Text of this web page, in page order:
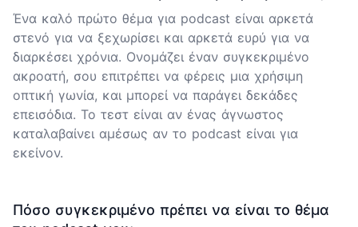
Ένα καλό πρώτο θέμα για podcast είναι αρκετά
στενό για να ξεχωρίσει και αρκετά ευρύ για να
διαρκέσει χρόνια. Ονομάζει έναν συγκεκριμένο
ακροατή, σου επιτρέπει να φέρεις μια χρήσιμη
οπτική γωνία, και μπορεί να παράγει δεκάδες
επεισόδια. Το τεστ είναι αν ένας άγνωστος
καταλαβαίνει αμέσως αν το podcast είναι για
εκείνον.
Πόσο συγκεκριμένο πρέπει να είναι το θέμα